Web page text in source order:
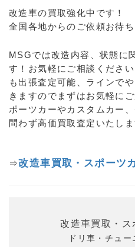
改造車の買取強化中です！
全国各地からのご依頼お待
MSGでは改造内容、状態に
す！お気軽にご相談くださ
も出張査定可能、ラインで
きますのでまずはお気軽に
ポーツカーやカスタムカー
問わず高価買取査定いたしま
⇒改造車買取・スポーツ
改造車買取・ス
ドリ車・チュ